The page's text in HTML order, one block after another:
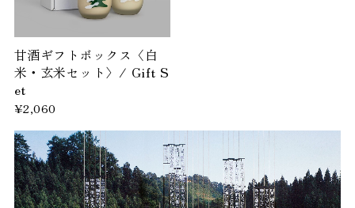
甘酒ギフトボックス〈白
米・玄米セット〉/ Gift S
et
¥2,060